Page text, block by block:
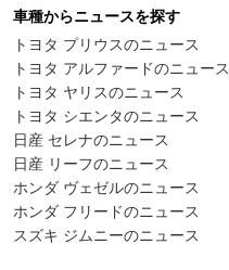
車種からニュースを探す
トヨタ プリウスのニュース
トヨタ アルファードのニュース
トヨタ ヤリスのニュース
トヨタ シエンタのニュース
日産 セレナのニュース
日産 リーフのニュース
ホンダ ヴェゼルのニュース
ホンダ フリードのニュース
スズキ ジムニーのニュース